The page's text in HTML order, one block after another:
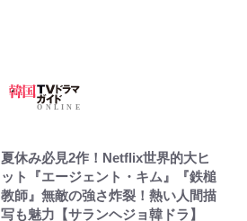
夏休み必見2作！Netflix世界的大ヒ
ット『エージェント・キム』『鉄槌
教師』無敵の強さ炸裂！熱い人間描
写も魅力【サランヘジョ韓ドラ】